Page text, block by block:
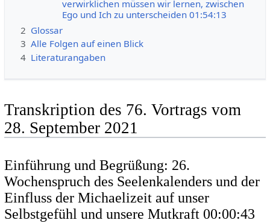
verwirklichen müssen wir lernen, zwischen
Ego und Ich zu unterscheiden 01:54:13
2 Glossar
3 Alle Folgen auf einen Blick
4 Literaturangaben
Transkription des 76. Vortrags vom
28. September 2021
Einführung und Begrüßung: 26.
Wochenspruch des Seelenkalenders und der
Einfluss der Michaelizeit auf unser
Selbstgefühl und unsere Mutkraft 00:00:43